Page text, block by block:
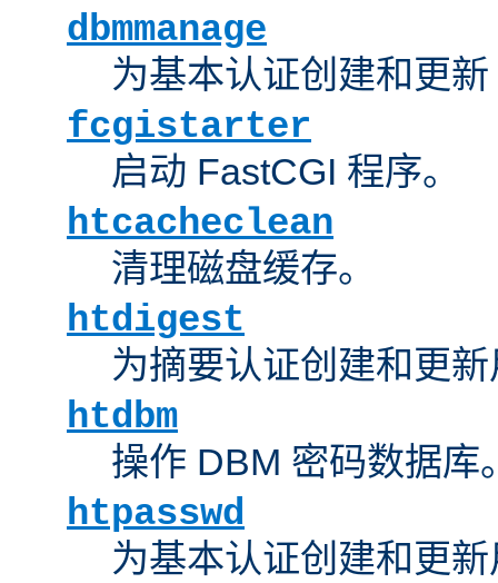
dbmmanage
为基本认证创建和更
fcgistarter
启动 FastCGI 程序。
htcacheclean
清理磁盘缓存。
htdigest
为摘要认证创建和更
htdbm
操作 DBM 密码数据库
htpasswd
为基本认证创建和更